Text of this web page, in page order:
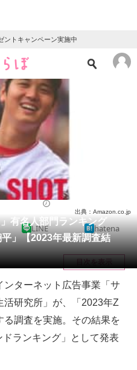
ントキャンペーン実施中
ニュース
クイズ
地域
教育・育児
リサーチ
有名人部門ランキング
」【2023年最新調査結
出典：Amazon.co.jp
LINE hatena
目次を表示
ターネット広告事業「サ
活研究所」が、「2023年Z
調査を実施。その結果を
ドランキング」として発表